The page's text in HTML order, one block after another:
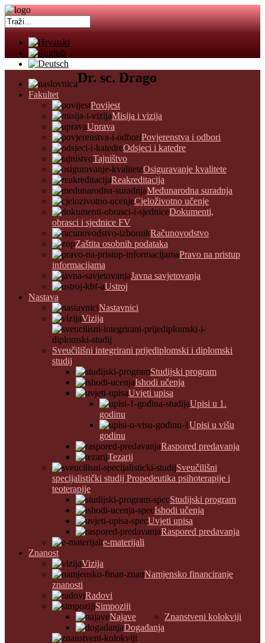
Fakultet
Povijest
Misija i vizija
Uprava
Povjerenstva i odbori
Odsjeci i katedre
Tajništvo
Osiguravanje kvalitete
Reakreditacija
Međunarodna suradnja
Cjeloživotno učenje
Dokumenti,
obrasci i sjednice FV
Računovodstvo
Zaštita osobnih podataka
Pravo na pristup
informacijama
Javna savjetovanja
Ustroj
Nastava
Nastavnici
Vizija
Sveučilišni integrirani prijediplomski i diplomski
studij
Studijski program
Ishodi učenja
Uvjeti upisa
Upisi u 1.
godinu
Upisi u višu
godinu
Raspored predavanja
Tezarij
Sveučilišni
specijalistički studij Propedeutika psihoterapije i
teoterapije
Studijski program
Ishodi učenja
Uvjeti upisa
Raspored predavanja
e-materijali
Znanost
Vizija
Namjensko financiranje
znanosti
Radovi
Simpoziji
Najave
Događanja
Znanstveni kolokviji
Dr. sc. Drago